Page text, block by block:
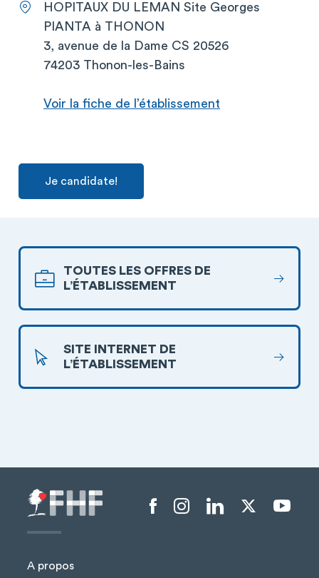
HOPITAUX DU LEMAN Site Georges
PIANTA à THONON
3, avenue de la Dame CS 20526
74203 Thonon-les-Bains
Voir la fiche de l’établissement
Je candidate!
TOUTES LES OFFRES DE
L’ÉTABLISSEMENT
SITE INTERNET DE
L’ÉTABLISSEMENT
A propos
Menu liens sociaux